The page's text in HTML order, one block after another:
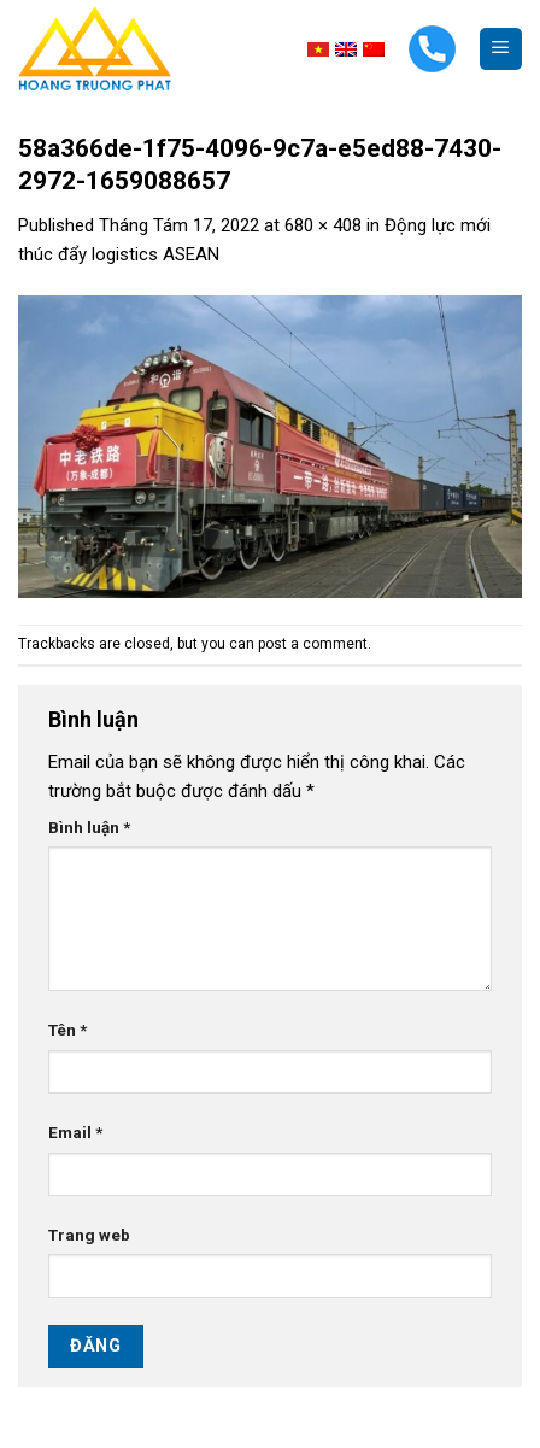
content
58a366de-1f75-4096-9c7a-e5ed88-7430-
2972-1659088657
Published Tháng Tám 17, 2022 at 680 × 408 in Động lực mới
thúc đẩy logistics ASEAN
Trackbacks are closed, but you can post a comment.
Bình luận
Email của bạn sẽ không được hiển thị công khai. Các
trường bắt buộc được đánh dấu *
Bình luận *
Tên *
Email *
Trang web